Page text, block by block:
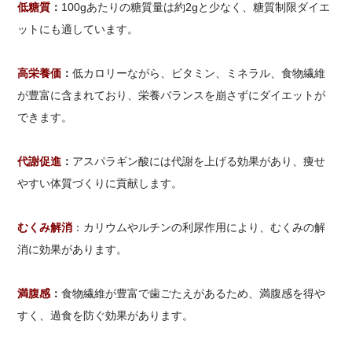
低糖質 ： 100gあたりの糖質量は約2gと少なく、糖質制限ダイエ
ットにも適しています。
高栄養価 ：低カロリーながら、ビタミン、ミネラル、食物繊維
が豊富に含まれており、栄養バランスを崩さずにダイエットが
できます。
代謝促進 ： アスパラギン酸には代謝を上げる効果があり、痩せ
やすい体質づくりに貢献します。
むくみ解消 ：カリウムやルチンの利尿作用により、むくみの解
消に効果があります。
満腹感 ：食物繊維が豊富で歯ごたえがあるため、満腹感を得や
すく、過食を防ぐ効果があります。